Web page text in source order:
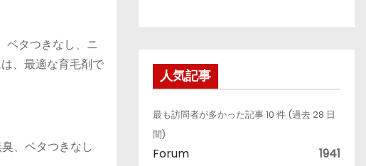
ベタつきなし、ニ
、最適な育毛剤で
、ベタつきなし
人気記事
最も訪問者が多かった記事 10 件 (過去 28 日
間)
Forum 1941